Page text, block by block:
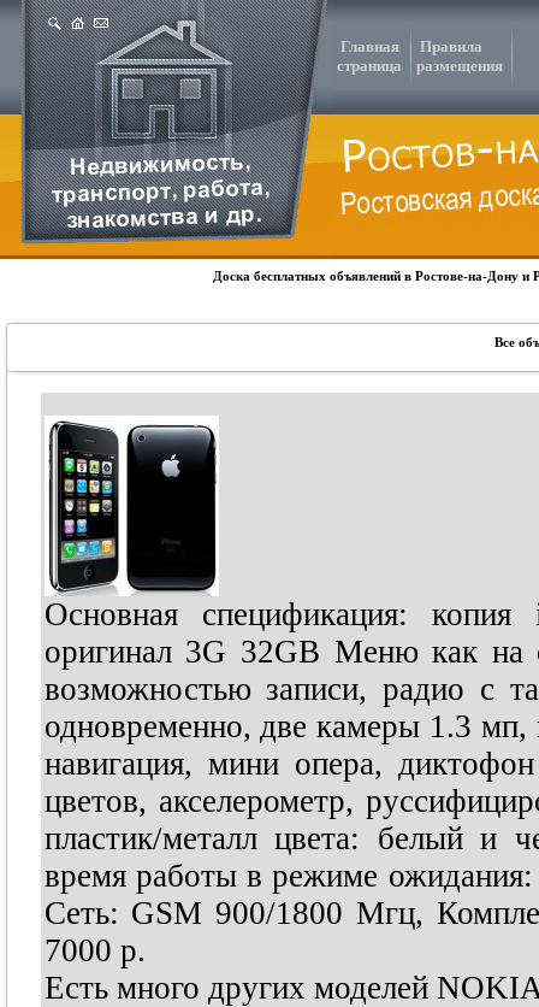
Главная
страница
Правила
размещения
Доска бесплатных объявлений в Ростове-на-Дону
Все
Основная спецификация:
оригинал 3G 32GB Меню как на
возможностью записи, радио с
одновременно, две камеры 1.3
навигация, мини опера,
цветов, акселерометр,
пластик/металл цвета: белый и
время работы в режиме
Сеть: GSM 900/1800 Мгц,
7000 р.
Есть много других моделей